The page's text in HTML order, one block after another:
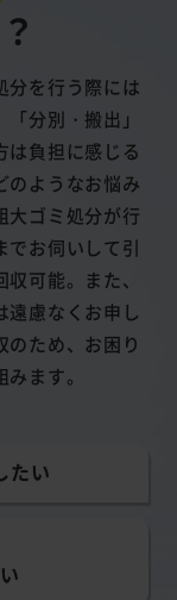
分を行う際には
分別・搬出」
は負担に感じる
のようなお悩み
大ゴミ処分が行
でお伺いして引
可能。また、
遠慮なくお申し
のため、お困り
ます。
たい